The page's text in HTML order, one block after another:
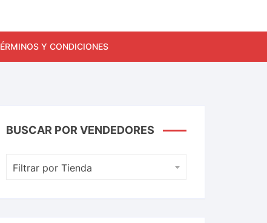
Y CONDICIONES
BUSCAR POR VENDEDORES
Filtrar por Tienda